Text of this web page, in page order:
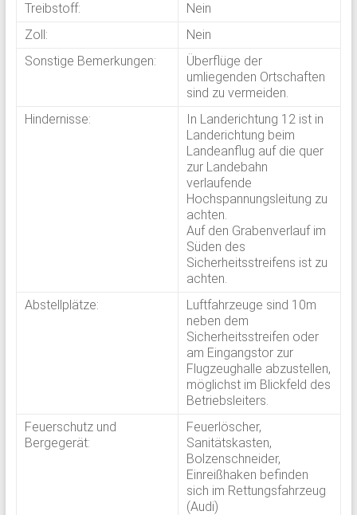
Treibstoff:
Nein
Zoll:
Nein
Sonstige Bemerkungen:
Überflüge der
umliegenden Ortschaften
sind zu vermeiden.
Hindernisse:
In Landerichtung 12 ist in
Landerichtung beim
Landeanflug auf die quer
zur Landebahn
verlaufende
Hochspannungsleitung zu
achten.
Auf den Grabenverlauf im
Süden des
Sicherheitsstreifens ist zu
achten.
Abstellplätze:
Luftfahrzeuge sind 10m
neben dem
Sicherheitsstreifen oder
am Eingangstor zur
Flugzeughalle abzustellen,
möglichst im Blickfeld des
Betriebsleiters.
Feuerschutz und
Bergegerät:
Feuerlöscher,
Sanitätskasten,
Bolzenschneider,
Einreißhaken befinden
sich im Rettungsfahrzeug
(Audi)